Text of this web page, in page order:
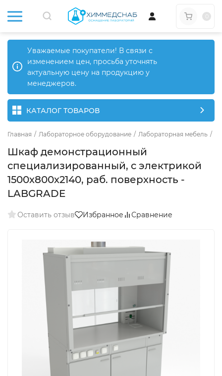
Уважаемые покупатели! В связи с
изменением цен, просьба уточнять
актуальную цену на продукцию у
менеджеров.
КАТАЛОГ ТОВАРОВ
Главная / Лабораторное оборудование / Лабораторная мебель /
Шкаф демонстрационный
специализированный, с электрикой
1500х800х2140, раб. поверхность -
LABGRADE
Оставить отзыв Избранное Сравнение